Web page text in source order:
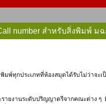
number สำหรับสิ่งพิมพ์ มฉ
ยงานระดับปริญญาตรีจากคณะต่าง ๆ